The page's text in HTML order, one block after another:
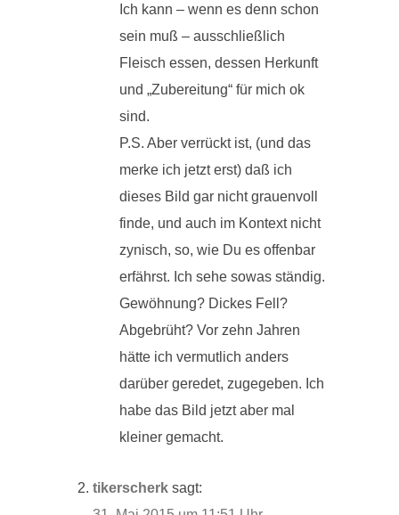
Ich kann – wenn es denn schon
sein muß – ausschließlich
Fleisch essen, dessen Herkunft
und „Zubereitung“ für mich ok
sind.
P.S. Aber verrückt ist, (und das
merke ich jetzt erst) daß ich
dieses Bild gar nicht grauenvoll
finde, und auch im Kontext nicht
zynisch, so, wie Du es offenbar
erfährst. Ich sehe sowas ständig.
Gewöhnung? Dickes Fell?
Abgebrüht? Vor zehn Jahren
hätte ich vermutlich anders
darüber geredet, zugegeben. Ich
habe das Bild jetzt aber mal
kleiner gemacht.
tikerscherk sagt: